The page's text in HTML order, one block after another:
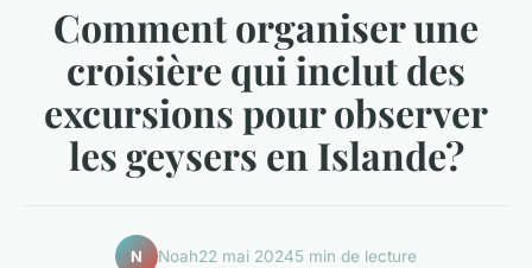
Comment organiser une
croisière qui inclut des
excursions pour observer
les geysers en Islande?
N Noah22 mai 20245 min de lecture